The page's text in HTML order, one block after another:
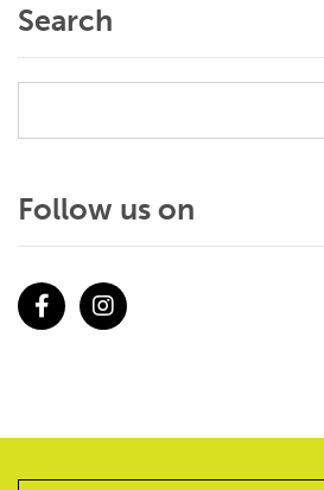
Search
Follow us on